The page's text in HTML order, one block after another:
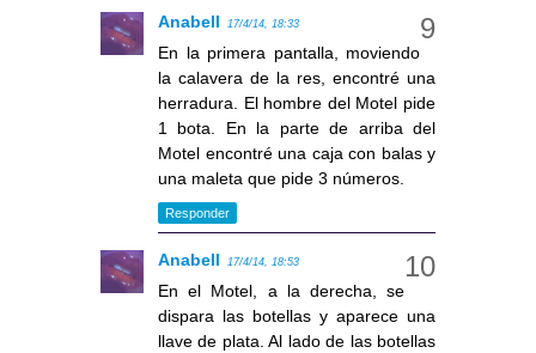
Anabell 17/4/14, 18:33
En la primera pantalla, moviendo
la calavera de la res, encontré una
herradura. El hombre del Motel pide
1 bota. En la parte de arriba del
Motel encontré una caja con balas y
una maleta que pide 3 números.
Responder
Anabell 17/4/14, 18:53
En el Motel, a la derecha, se
dispara las botellas y aparece una
llave de plata. Al lado de las botellas